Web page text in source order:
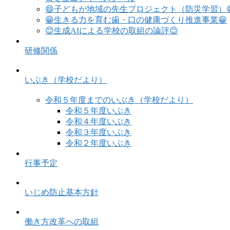
😄子どもが地域の先生プロジェクト（防災学習）
😁生きる力を育む歯・口の健康づくり推進事業😁
😊生成AIによる学校の取組の論評😊
研修関係
いぶき（学校だより）
令和５年度までのいぶき（学校だより）
令和５年度いぶき
令和４年度いぶき
令和３年度いぶき
令和２年度いぶき
行事予定
いじめ防止基本方針
働き方改革への取組